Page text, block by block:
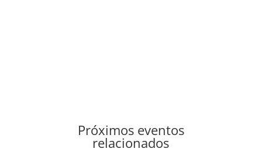
Próximos eventos
relacionados